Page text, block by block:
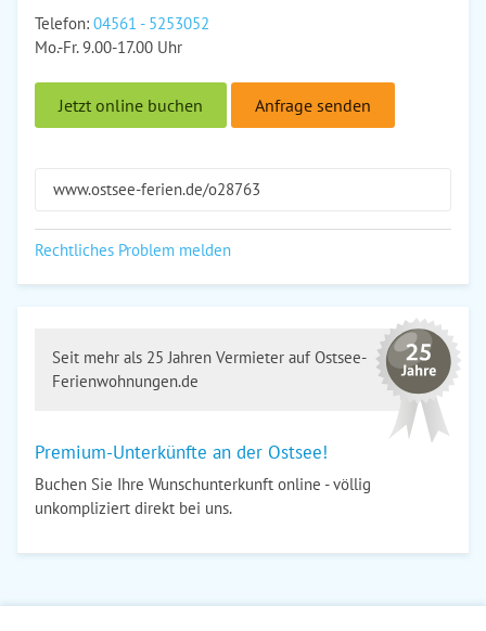
Telefon: 04561 - 5253052
Mo.-Fr. 9.00-17.00 Uhr
Jetzt online buchen Anfrage senden
www.ostsee-ferien.de/o28763
Rechtliches Problem melden
Seit mehr als 25 Jahren Vermieter auf Ostsee-
Ferienwohnungen.de
Premium-Unterkünfte an der Ostsee!
Buchen Sie Ihre Wunschunterkunft online - völlig
unkompliziert direkt bei uns.